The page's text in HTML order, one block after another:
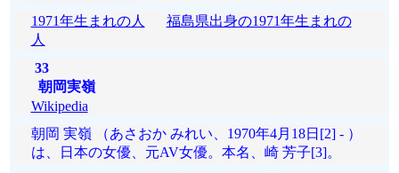
1971年生まれの人
福島県出身の1971年生まれの
人
33
朝岡実嶺
Wikipedia
朝岡 実嶺 （あさおか みれい、1970年4月18日[2] - ）
は、日本の女優、元AV女優。本名、崎 芳子[3]。